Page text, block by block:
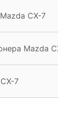
CX-7
Mazda
7